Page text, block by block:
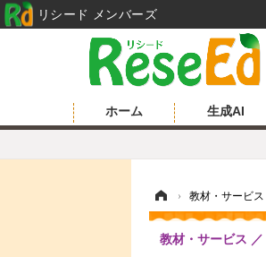
ホーム 生成AI
› 教材・サービス
教材・サービス
リシード メンバーズ